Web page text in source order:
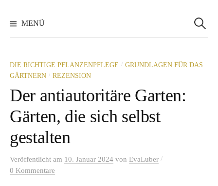
MENÜ
nach:
DIE RICHTIGE PFLANZENPFLEGE / GRUNDLAGEN FÜR DAS
GÄRTNERN / REZENSION
Der antiautoritäre Garten:
Gärten, die sich selbst
gestalten
Veröffentlicht am 10. Januar 2024 von EvaLuber /
0 Kommentare